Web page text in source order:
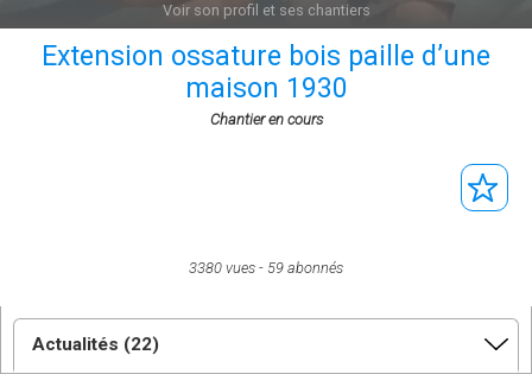
Voir son profil et ses chantiers
Extension ossature bois paille d’une
maison 1930
Chantier en cours
3380 vues 59 abonnés
Actualités (22)